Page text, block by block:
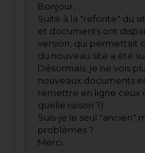
Bonjour,
Suite à la "refonte" du
et documents ont
version, qui permettait
du nouveau site a été
Désormais, je ne vois
nouveaux documents
remettre en ligne ceux
quelle raison ?).
Suis-je le seul "ancien"
problèmes ?
Merci.